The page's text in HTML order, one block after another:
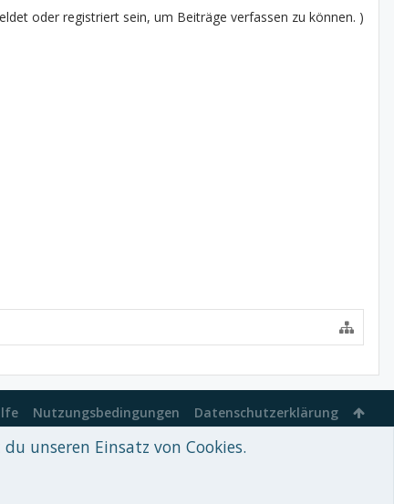
oder registriert sein, um Beiträge verfassen zu können. )
Nutzungsbedingungen Datenschutzerklärung
unseren Einsatz von Cookies.